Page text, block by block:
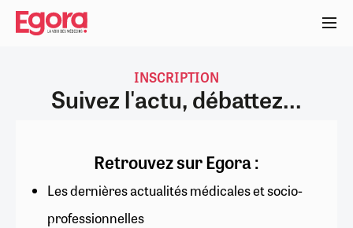
Aller
contenu
INSCRIPTION
Suivez l'actu, débattez...
Retrouvez sur Egora :
Les dernières actualités médicales et socio-
professionnelles